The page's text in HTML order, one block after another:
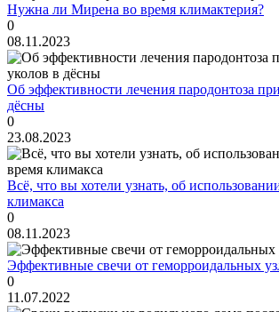
Нужна ли Мирена во время климактерия?
0
08.11.2023
Об эффективности лечения пародонтоза
дёсны
0
23.08.2023
Всё, что вы хотели узнать, об
климакса
0
08.11.2023
Эффективные свечи от геморроидальных
0
11.07.2022